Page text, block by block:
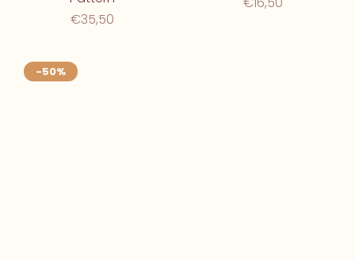
€35,50
-50%